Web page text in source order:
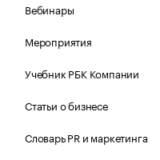
Вебинары
Мероприятия
Учебник РБК Компании
Статьи о бизнесе
Словарь PR и маркетинга